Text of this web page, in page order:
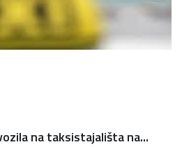
na taksistajališta na...